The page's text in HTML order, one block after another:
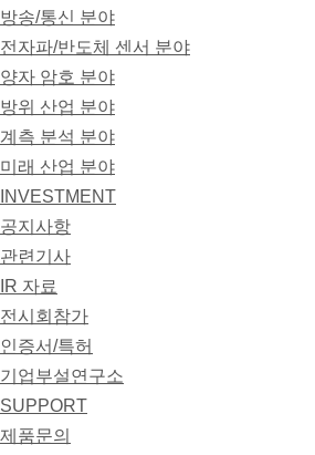
방송/통신 분야
전자파/반도체 센서 분야
양자 암호 분야
방위 산업 분야
계측 분석 분야
미래 산업 분야
INVESTMENT
공지사항
관련기사
IR 자료
전시회참가
인증서/특허
기업부설연구소
SUPPORT
제품문의